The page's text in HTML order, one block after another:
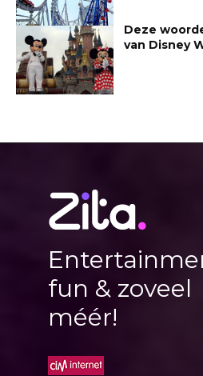
Deze
van Disney
fun & zoveel
méér!